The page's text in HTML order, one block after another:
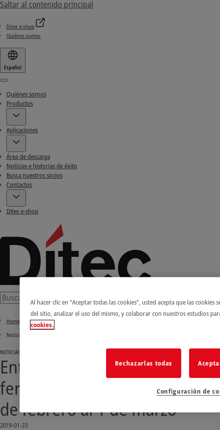
Saltar al contenido principal
Ditec e-shop
Quiénes somos
Español
Menu
Quiénes somos
Productos
Aplicaciones
Área de descarga
Noticias e historias de éxito
Busca nuestros socios
Contactos
Ditec e-shop
Home
Noticias e historias de éxito
NOTICIAS
Entrematic en exposición en la
feria FIPA en Valencia, del 27
de febrero al 1 de marzo
2019-01-23
Al hacer clic en “Aceptar todas las cookies”, usted acepta que las
del sitio, analizar el uso del mismo, y colaborar con nuestros estudios
cookies.
Rechazarlas todas
Configuración de